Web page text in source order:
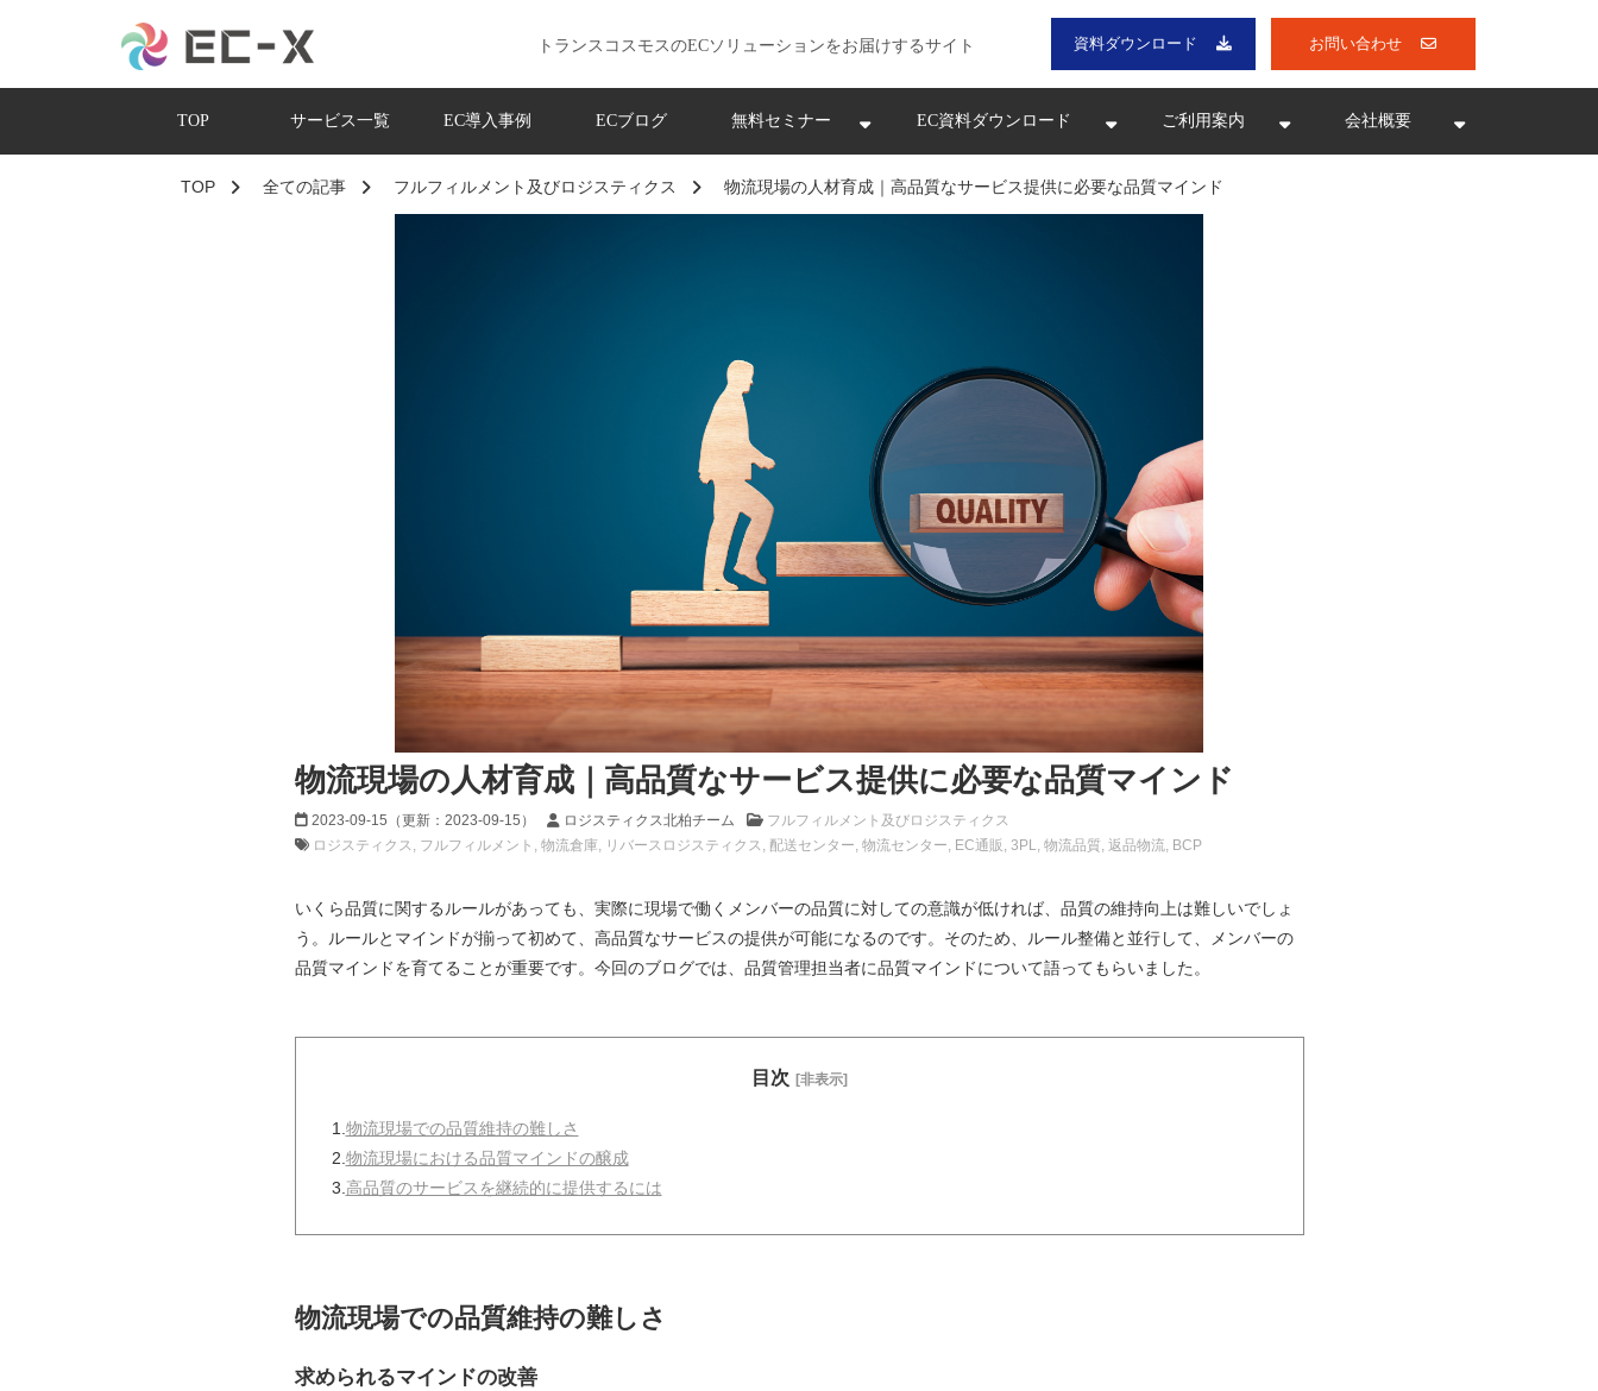
トランスコスモスのECソリューションをお届けするサイト 資料ダウンロード お問い合わせ
TOP サービス一覧 EC導入事例 ECブログ 無料セミナー EC資料ダウンロード ご利用案内 会社概要
TOP 全ての記事 フルフィルメント及びロジスティクス 物流現場の人材育成｜高品質なサービス提供に必要な品質マインド
物流現場の人材育成｜高品質なサービス提供に必要な品質マインド
2023-09-15 （更新： 2023-09-15 ） ロジスティクス北柏チーム
フルフィルメント及びロジスティクス
ロジスティクス
フルフィルメント 物流倉庫 リバースロジスティクス 配送センター 物流センター EC通販 3PL 物流品質 返品物流 BCP
いくら品質に関するルールがあっても、実際に現場で働くメンバーの品質に対しての意識が低ければ、品質の維持向上は難しいでしょ
う。ルールとマインドが揃って初めて、高品質なサービスの提供が可能になるのです。そのため、ルール整備と並行して、メンバーの
品質マインドを育てることが重要です。今回のブログでは、品質管理担当者に品質マインドについて語ってもらいました。
目次 [非表示]
1. 物流現場での品質維持の難しさ
2. 物流現場における品質マインドの醸成
3. 高品質のサービスを継続的に提供するには
物流現場での品質維持の難しさ
求められるマインドの改善